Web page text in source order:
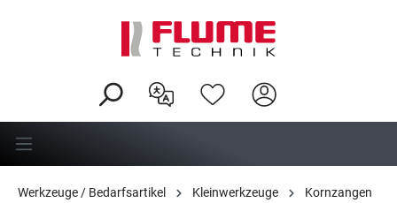
Werkzeuge / Bedarfsartikel Kleinwerkzeuge
Kornzangen